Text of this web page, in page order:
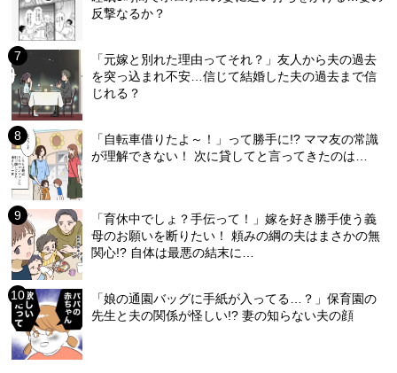
反撃なるか？
「元嫁と別れた理由ってそれ？」友人から夫の過去
を突っ込まれ不安…信じて結婚した夫の過去まで信
じれる？
「自転車借りたよ～！」って勝手に!? ママ友の常識
が理解できない！ 次に貸してと言ってきたのは…
「育休中でしょ？手伝って！」嫁を好き勝手使う義
母のお願いを断りたい！ 頼みの綱の夫はまさかの無
関心!? 自体は最悪の結末に…
「娘の通園バッグに手紙が入ってる…？」保育園の
先生と夫の関係が怪しい!? 妻の知らない夫の顔